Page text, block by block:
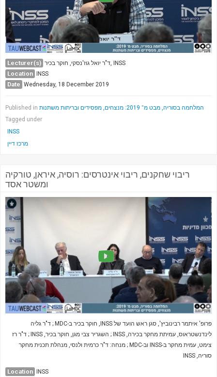
Lecturer(s) ד"ר יואל גוז'נסקי, חוקר בכיר, INSS
Location INSS
Date Wednesday, 18 December 2019
Published in
המלחמה בסוריה, מבט מ־ 2019: מנצחים, מפסידים ובריתות משתנות
Tagged under
INSS
מרכז דיין
ריבוי שחקנים, ריבוי אינטרסים: רוסיה, איראן, טורקיה
ומשטר אסד
פרופ' איתמר רבינוביץ', סגן ראש הועד של INSS, חוקר בכיר ב-MDC ; ד"ר גליה
לינדנשטראוס, עמיתת מחקר בכירה, INSS ; השגריר צבי מגן, חוקר בכיר, INSS ; ד"ר רז
צימט, עמית מחקר ב-INSS וב-MDC ; מנחה: ד"ר כרמית ולנסי, מנהלת תכנית מחקר
סוריה, INSS
Location INSS